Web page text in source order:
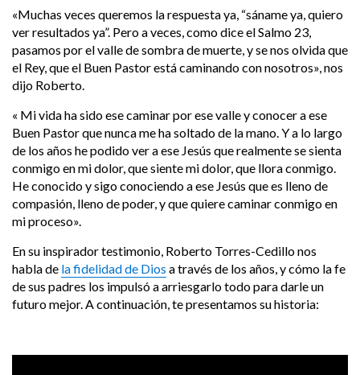
«Muchas veces queremos la respuesta ya, “sáname ya, quiero
ver resultados ya”. Pero a veces, como dice el Salmo 23,
pasamos por el valle de sombra de muerte, y se nos olvida que
el Rey, que el Buen Pastor está caminando con nosotros», nos
dijo Roberto.
« Mi vida ha sido ese caminar por ese valle y conocer a ese
Buen Pastor que nunca me ha soltado de la mano. Y a lo largo
de los años he podido ver a ese Jesús que realmente se sienta
conmigo en mi dolor, que siente mi dolor, que llora conmigo.
He conocido y sigo conociendo a ese Jesús que es lleno de
compasión, lleno de poder, y que quiere caminar conmigo en
mi proceso».
En su inspirador testimonio, Roberto Torres-Cedillo nos
habla de la fidelidad de Dios a través de los años, y cómo la fe
de sus padres los impulsó a arriesgarlo todo para darle un
futuro mejor. A continuación, te presentamos su historia: